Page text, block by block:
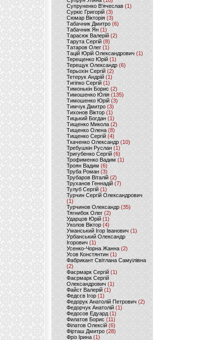
Супруненко В'ячеслав (1)
Суркіс Григорій (3)
Сюмар Вікторія (3)
Табачник Дмитро (6)
Табачник Ян(1)
Тарасюк Валерій (2)
Тарута Сергій (8)
Татаров Олег(1)
Тацій Юрій Олександрович(1)
Терещенко Юрій(1)
Терещук Олександр(6)
Терьохін Сергій (2)
Тетерук Андрій (1)
Тигіпко Сергій(1)
Тимонькін Борис (2)
Тимошенко Юлія (135)
Тимошенко Юрій(3)
Тимчук Дмитро (3)
Тихонов Віктор (1)
Тицький Богдан (1)
Тищенко Микола (2)
Тищенко Олена (8)
Тищенко Сергій (4)
Ткаченко Олександр (10)
Требушкін Руслан (1)
Тригубенко Сергій(6)
Трофименко Вадим (1)
Троян Вадим (6)
Труба Роман(3)
Трубаров Віталій (2)
Труханов Геннадій (7)
Тулуб Сергій(1)
Турчин Сергій Олександрович
(1)
Турчинов Олександр(35)
Тягнибок Олег (2)
Ударцов Юрій (1)
Уколов Віктор(4)
Уманський Ігор Іванович(1)
Урбанський Олександр
Ігорович (1)
Усенко-Чорна Жанна (2)
Усов Констянтин(1)
Фабрикант Світлана Самуілівна
(2)
Фаєрмарк Сергій(1)
Фаєрмарк Сергій
Олександрович (1)
Файст Валерій(1)
Федєєв Ігор (1)
Федорук Анатолій Петрович (2)
Федорчук Анатолій (1)
Федосов Едуард (1)
Филатов Борис (11)
Філатов Олексій (6)
Фірташ Дмитро (28)
Фріз Ірина (1)